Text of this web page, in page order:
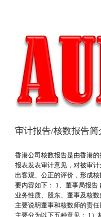
审计报告/核数报告简
香港公司核数报告是由香港
报表发表审计意见，对被审
出客观、公正的评价，形成
要内容如下： 1、董事局报
业务性质、股东、董事及核
主要说明董事和核数师的责
主要分为以下五种意见： 1）